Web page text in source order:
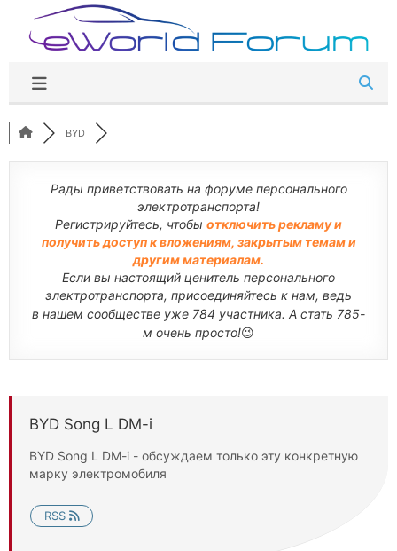
Перейти
содержимому
BYD
Рады приветствовать на форуме персонального
электротранспорта!
Регистрируйтесь, чтобы отключить рекламу и
получить доступ к вложениям, закрытым темам и
другим материалам.
Если вы настоящий ценитель персонального
электротранспорта, присоединяйтесь к нам, ведь
в нашем сообществе уже 784 участника. А стать 785-
м очень просто!😉
BYD Song L DM-i
BYD Song L DM-i - обсуждаем только эту конкретную
марку электромобиля
RSS